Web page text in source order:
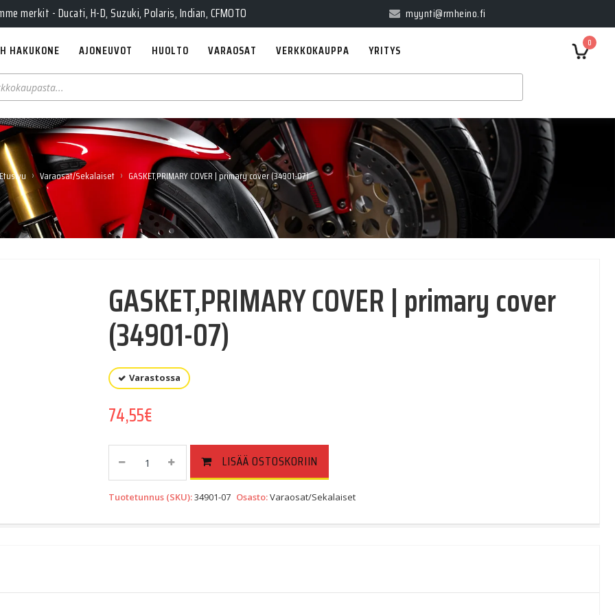
merkit - Ducati, H-D, Suzuki, Polaris, Indian, CFMOTO myynti@rmheino.fi
0
HAKUKONE AJONEUVOT HUOLTO VARAOSAT VERKKOKAUPPA YRITYS
› Varaosat/Sekalaiset › GASKET,PRIMARY COVER | primary cover (34901-07)
GASKET,PRIMARY COVER | primary cover
(34901-07)
Varastossa
74,55€
GASKET,PRIMARY
Primary
(34901-
LISÄÄ OSTOSKORIIN
Tuotetunnus (SKU):34901-07 Osasto:Varaosat/Sekalaiset